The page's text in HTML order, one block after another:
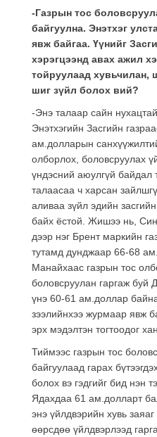
-Газрын тос
байгуулна. Энэтхэг
явж байгаа. Үүнийг
хэрэгцээнд авах ажил
тойруулаад хувьчилан,
шиг зүйл болох вий?
-Энэ талаар сайн
Энэтхэгийн Засгийн
ам.долларын
олборлох, боловсруулах
үндэсний аюулгүй байдал
талаасаа ч харсан
аливаа зүйл эдийн
байх ёстой. Жишээ нь,
дээр нэг Брент маркийн
тутамд дунджаар 66-68
Манайхаас газрын тос
боловсруулан гаргаж буй
үнэ 60-61 ам.доллар
зээлийнхээ журмаар явж
эрх мэдэлтэн тогтоодог
Тиймээс газрын тос
байгуулаад гарах
болох вэ гэдгийг бид нэн
Ядахдаа 61 ам.долларт
энэ үйлдвэрийн хувь
өөрсдөө үйлдвэрлээд